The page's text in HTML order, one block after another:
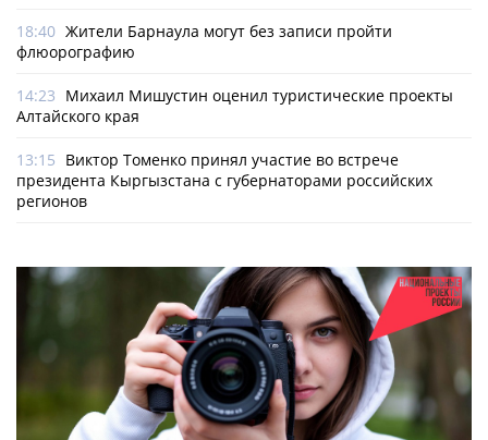
18:40 Жители Барнаула могут без записи пройти
флюорографию
14:23 Михаил Мишустин оценил туристические проекты
Алтайского края
13:15 Виктор Томенко принял участие во встрече
президента Кыргызстана с губернаторами российских
регионов